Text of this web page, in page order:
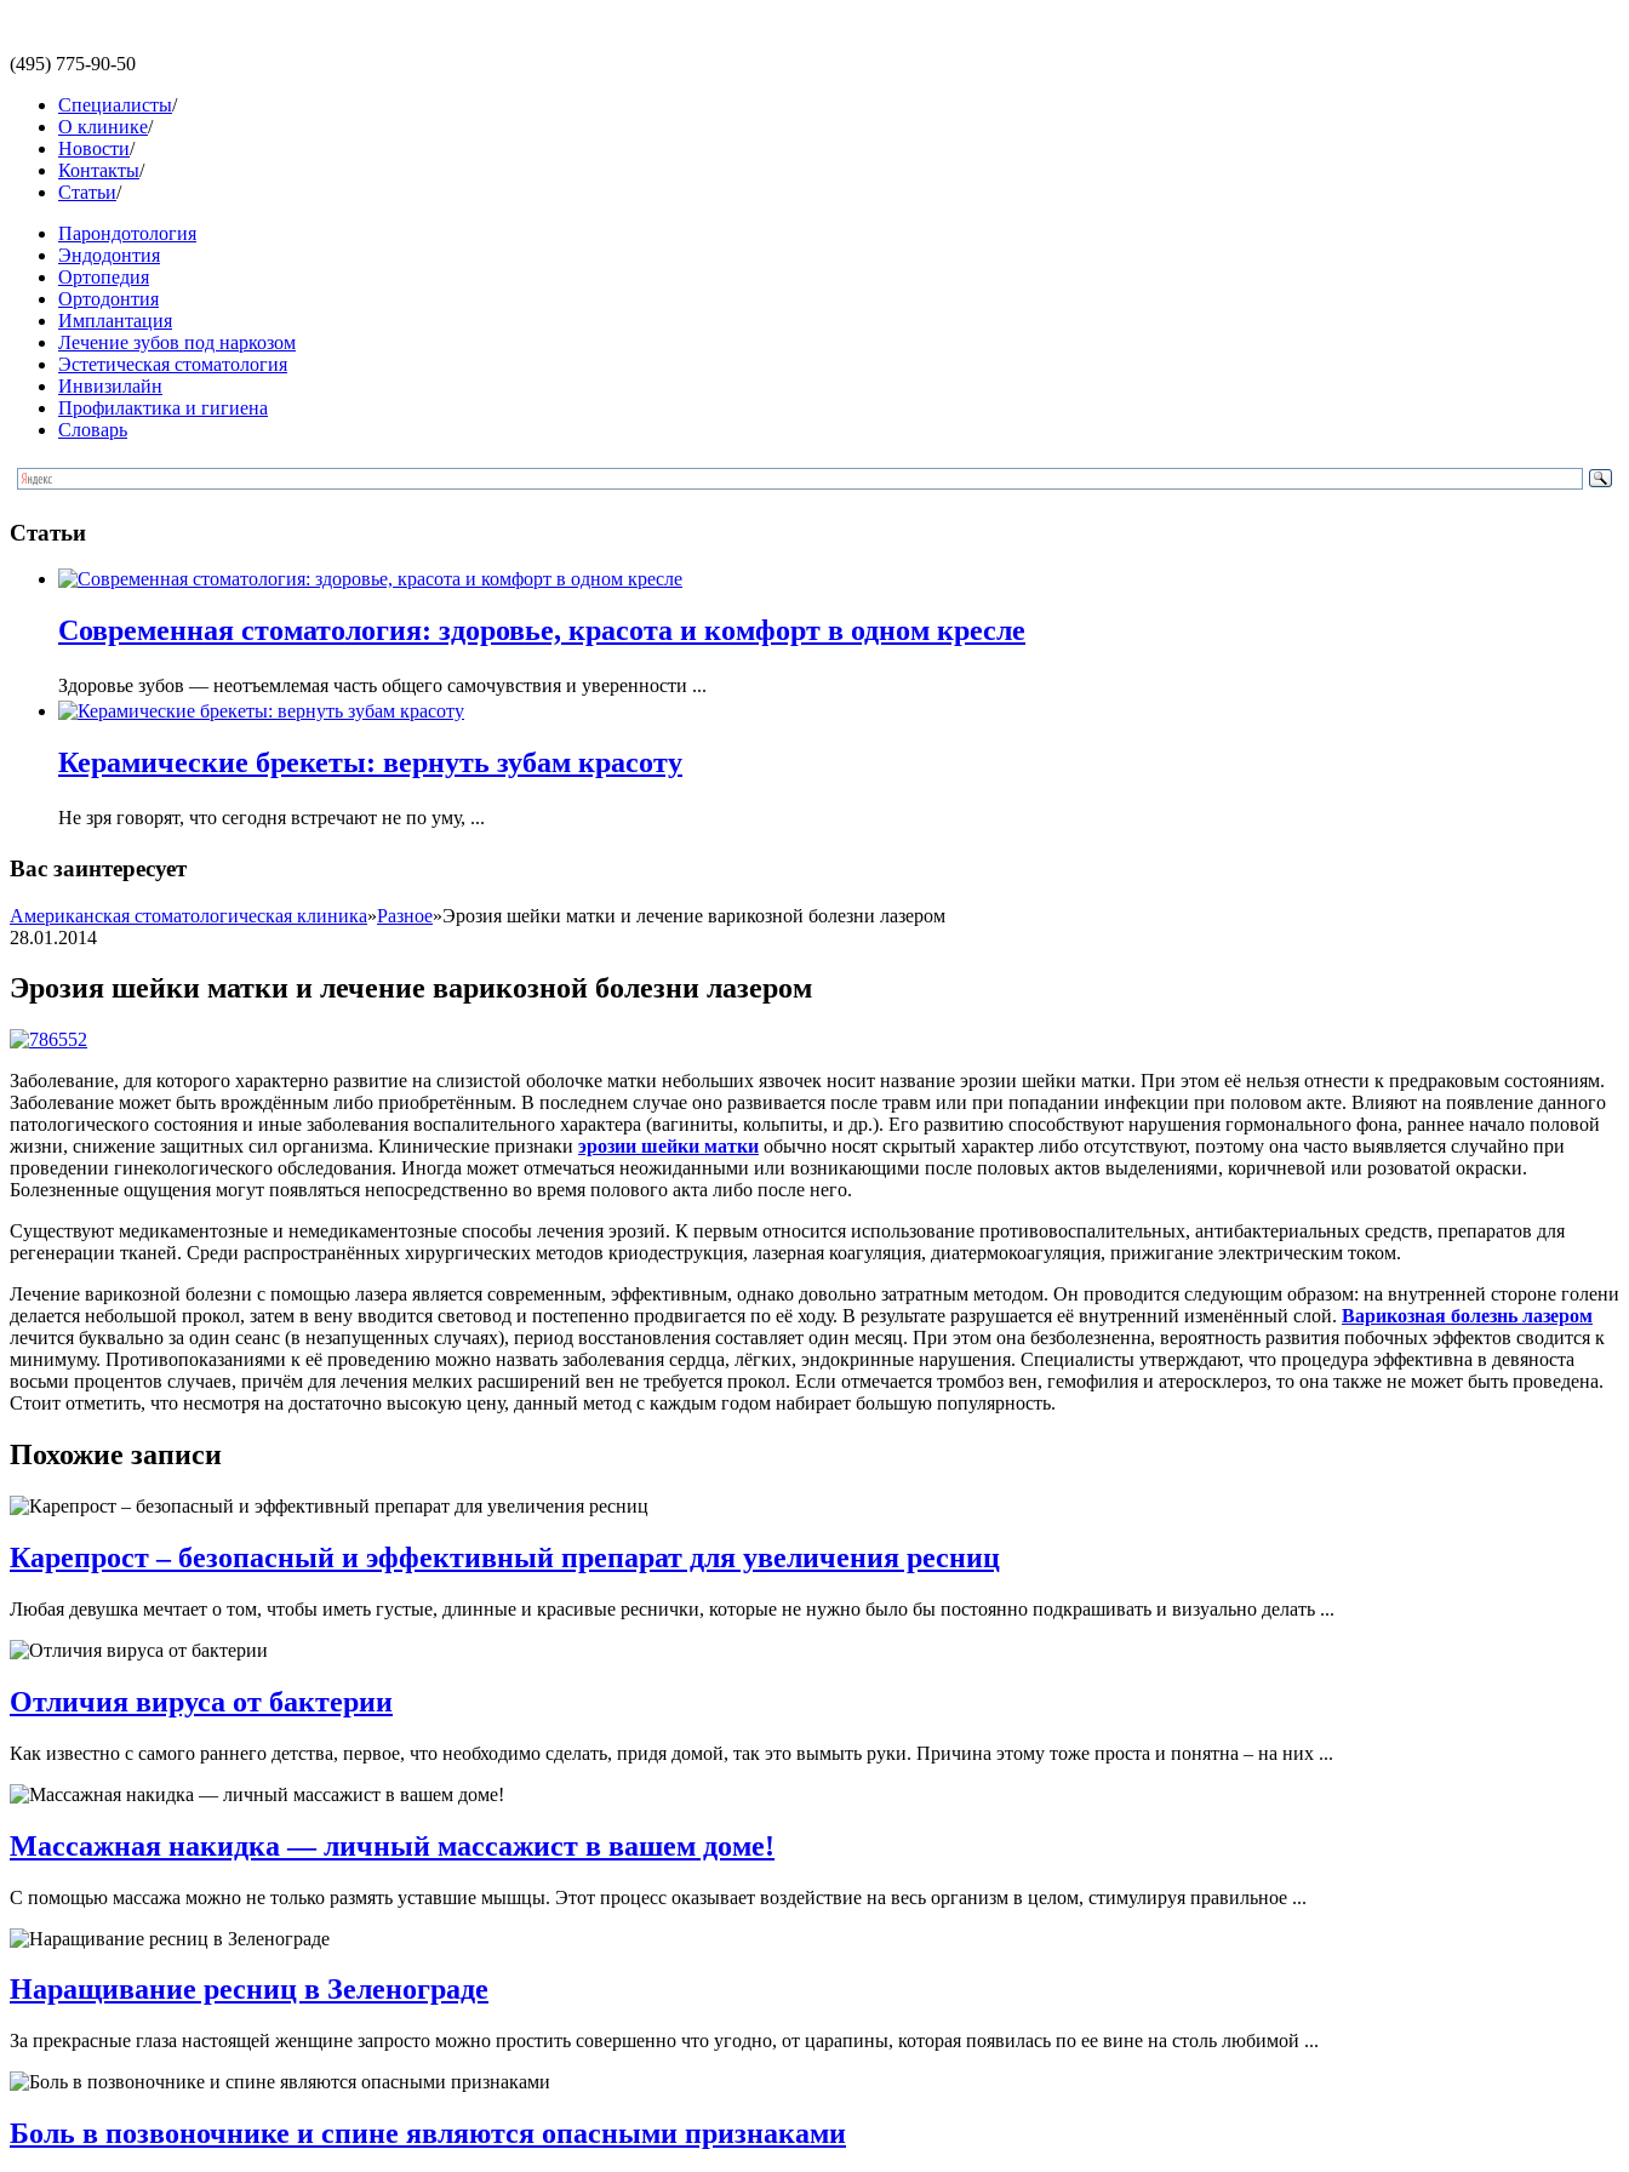
(495) 775-90-50
Специалисты/
О клинике/
Новости/
Контакты/
Статьи/
Парондотология
Эндодонтия
Ортопедия
Ортодонтия
Имплантация
Лечение зубов под наркозом
Эстетическая стоматология
Инвизилайн
Профилактика и гигиена
Словарь
Статьи
Современная стоматология: здоровье, красота и комфорт в одном кресле
Здоровье зубов — неотъемлемая часть общего самочувствия и уверенности ...
Керамические брекеты: вернуть зубам красоту
Не зря говорят, что сегодня встречают не по уму, ...
Вас заинтересует
Американская стоматологическая клиника»Разное»Эрозия шейки матки и лечение варикозной болезни лазером
28.01.2014
Эрозия шейки матки и лечение варикозной болезни лазером
Заболевание, для которого характерно развитие на слизистой оболочке матки небольших язвочек носит название эрозии шейки матки. При этом её нельзя отнести к предраковым состояниям.
Заболевание может быть врождённым либо приобретённым. В последнем случае оно развивается после травм или при попадании инфекции при половом акте. Влияют на появление данного
патологического состояния и иные заболевания воспалительного характера (вагиниты, кольпиты, и др.). Его развитию способствуют нарушения гормонального фона, раннее начало половой
жизни, снижение защитных сил организма. Клинические признаки эрозии шейки матки обычно носят скрытый характер либо отсутствуют, поэтому она часто выявляется случайно при
проведении гинекологического обследования. Иногда может отмечаться неожиданными или возникающими после половых актов выделениями, коричневой или розоватой окраски.
Болезненные ощущения могут появляться непосредственно во время полового акта либо после него.
Существуют медикаментозные и немедикаментозные способы лечения эрозий. К первым относится использование противовоспалительных, антибактериальных средств, препаратов для
регенерации тканей. Среди распространённых хирургических методов криодеструкция, лазерная коагуляция, диатермокоагуляция, прижигание электрическим током.
Лечение варикозной болезни с помощью лазера является современным, эффективным, однако довольно затратным методом. Он проводится следующим образом: на внутренней стороне голени
делается небольшой прокол, затем в вену вводится световод и постепенно продвигается по её ходу. В результате разрушается её внутренний изменённый слой. Варикозная болезнь лазером
лечится буквально за один сеанс (в незапущенных случаях), период восстановления составляет один месяц. При этом она безболезненна, вероятность развития побочных эффектов сводится к
минимуму. Противопоказаниями к её проведению можно назвать заболевания сердца, лёгких, эндокринные нарушения. Специалисты утверждают, что процедура эффективна в девяноста
восьми процентов случаев, причём для лечения мелких расширений вен не требуется прокол. Если отмечается тромбоз вен, гемофилия и атеросклероз, то она также не может быть проведена.
Стоит отметить, что несмотря на достаточно высокую цену, данный метод с каждым годом набирает большую популярность.
Похожие записи
Карепрост – безопасный и эффективный препарат для увеличения ресниц
Любая девушка мечтает о том, чтобы иметь густые, длинные и красивые реснички, которые не нужно было бы постоянно подкрашивать и визуально делать ...
Отличия вируса от бактерии
Как известно с самого раннего детства, первое, что необходимо сделать, придя домой, так это вымыть руки. Причина этому тоже проста и понятна – на них ...
Массажная накидка — личный массажист в вашем доме!
С помощью массажа можно не только размять уставшие мышцы. Этот процесс оказывает воздействие на весь организм в целом, стимулируя правильное ...
Наращивание ресниц в Зеленограде
За прекрасные глаза настоящей женщине запросто можно простить совершенно что угодно, от царапины, которая появилась по ее вине на столь любимой ...
Боль в позвоночнике и спине являются опасными признаками